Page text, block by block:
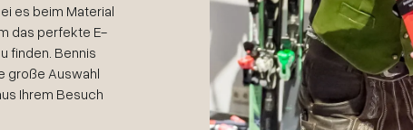
es beim Material
das perfekte E-
finden. Bennis
große Auswahl
Ihrem Besuch